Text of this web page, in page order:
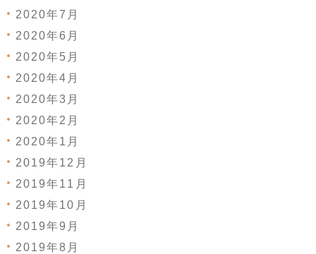
2020年7月
2020年6月
2020年5月
2020年4月
2020年3月
2020年2月
2020年1月
2019年12月
2019年11月
2019年10月
2019年9月
2019年8月